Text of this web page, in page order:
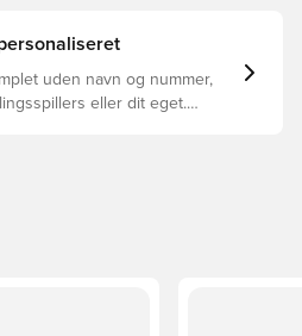
uden navn og nummer,
eller dit eget.